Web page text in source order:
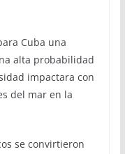
Cuba una
alta probabilidad
impactara con
del mar en la
se convirtieron